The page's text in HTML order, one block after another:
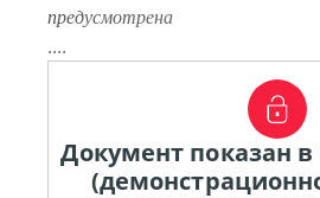
предусмотрена
....
Документ показан